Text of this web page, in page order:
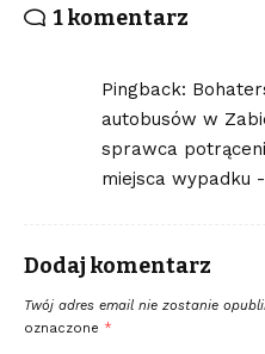
1 komentarz
Pingback:
autobusów w
sprawca
miejsca wypadku
Dodaj komentarz
Twój adres email nie zostanie
oznaczone *